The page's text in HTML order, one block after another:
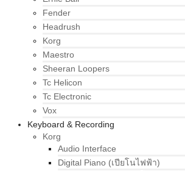
Fender
Headrush
Korg
Maestro
Sheeran Loopers
Tc Helicon
Tc Electronic
Vox
Keyboard & Recording
Korg
Audio Interface
Digital Piano (เปียโนไฟฟ้า)